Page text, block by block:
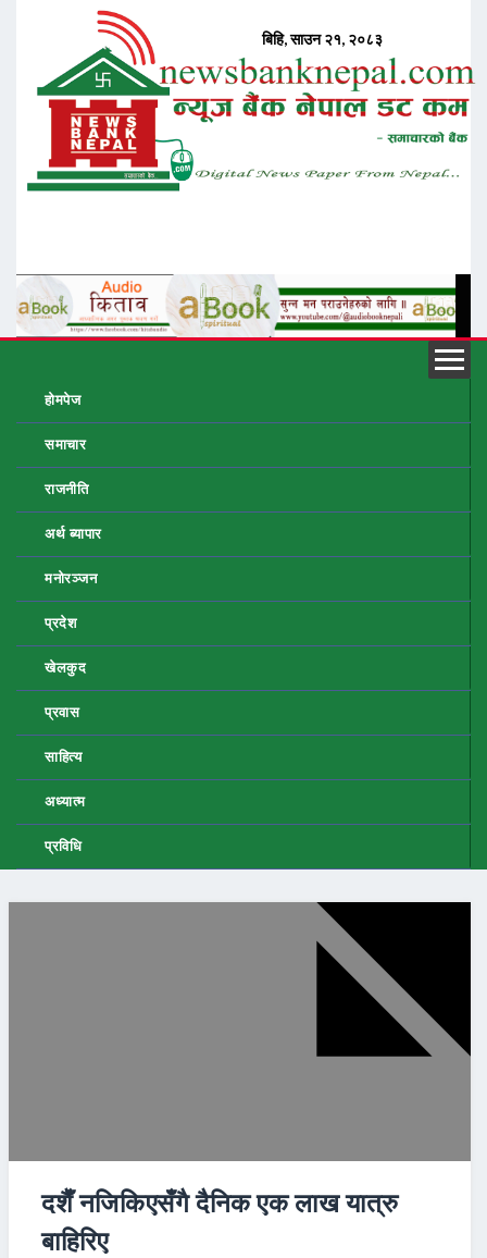
होमपेज
समाचार
राजनीति
अर्थ ब्यापार
मनोरञ्जन
प्रदेश
खेलकुद
प्रवास
साहित्य
अध्यात्म
प्रविधि
दशैँ नजिकिएसँगै दैनिक एक लाख यात्रु
बाहिरिए